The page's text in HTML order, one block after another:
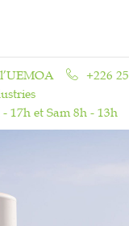
+226
17h et Sam 8h - 13h